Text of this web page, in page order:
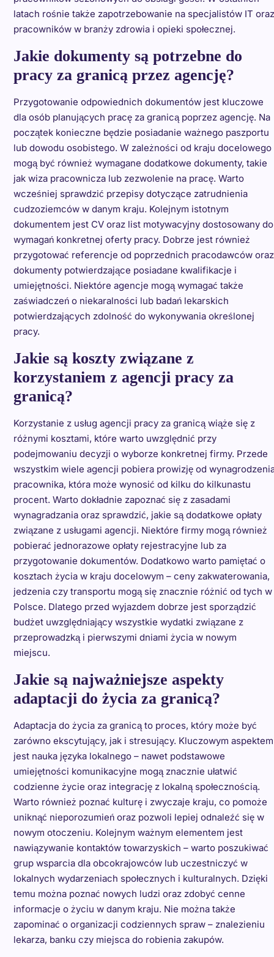
latach rośnie także zapotrzebowanie na specjalistów IT oraz
pracowników w branży zdrowia i opieki społecznej.
Jakie dokumenty są potrzebne do
pracy za granicą przez agencję?
Przygotowanie odpowiednich dokumentów jest kluczowe
dla osób planujących pracę za granicą poprzez agencję. Na
początek konieczne będzie posiadanie ważnego paszportu
lub dowodu osobistego. W zależności od kraju docelowego
mogą być również wymagane dodatkowe dokumenty, takie
jak wiza pracownicza lub zezwolenie na pracę. Warto
wcześniej sprawdzić przepisy dotyczące zatrudnienia
cudzoziemców w danym kraju. Kolejnym istotnym
dokumentem jest CV oraz list motywacyjny dostosowany do
wymagań konkretnej oferty pracy. Dobrze jest również
przygotować referencje od poprzednich pracodawców oraz
dokumenty potwierdzające posiadane kwalifikacje i
umiejętności. Niektóre agencje mogą wymagać także
zaświadczeń o niekaralności lub badań lekarskich
potwierdzających zdolność do wykonywania określonej
pracy.
Jakie są koszty związane z
korzystaniem z agencji pracy za
granicą?
Korzystanie z usług agencji pracy za granicą wiąże się z
różnymi kosztami, które warto uwzględnić przy
podejmowaniu decyzji o wyborze konkretnej firmy. Przede
wszystkim wiele agencji pobiera prowizję od
pracownika, która może wynosić od kilku do kilkunastu
procent. Warto dokładnie zapoznać się z zasadami
wynagradzania oraz sprawdzić, jakie są dodatkowe opłaty
związane z usługami agencji. Niektóre firmy mogą również
pobierać jednorazowe opłaty rejestracyjne lub za
przygotowanie dokumentów. Dodatkowo warto pamiętać o
kosztach życia w kraju docelowym – ceny zakwaterowania,
jedzenia czy transportu mogą się znacznie różnić od tych w
Polsce. Dlatego przed wyjazdem dobrze jest sporządzić
budżet uwzględniający wszystkie wydatki związane z
przeprowadzką i pierwszymi dniami życia w nowym
miejscu.
Jakie są najważniejsze aspekty
adaptacji do życia za granicą?
Adaptacja do życia za granicą to proces, który może być
zarówno ekscytujący, jak i stresujący. Kluczowym aspektem
jest nauka języka lokalnego – nawet podstawowe
umiejętności komunikacyjne mogą znacznie ułatwić
codzienne życie oraz integrację z lokalną społecznością.
Warto również poznać kulturę i zwyczaje kraju, co pomoże
uniknąć nieporozumień oraz pozwoli lepiej odnaleźć się w
nowym otoczeniu. Kolejnym ważnym elementem jest
nawiązywanie kontaktów towarzyskich – warto poszukiwać
grup wsparcia dla obcokrajowców lub uczestniczyć w
lokalnych wydarzeniach społecznych i kulturalnych. Dzięki
temu można poznać nowych ludzi oraz zdobyć cenne
informacje o życiu w danym kraju. Nie można także
zapominać o organizacji codziennych spraw – znalezieniu
lekarza, banku czy miejsca do robienia zakupów.